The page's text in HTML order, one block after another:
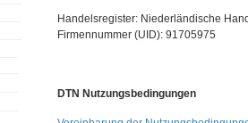
Handelsregister: Niederländische
Firmennummer (UID): 91705975
DTN Nutzungsbedingungen